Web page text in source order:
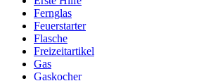
Fernglas
Feuerstarter
Flasche
Freizeitartikel
Gas
Gaskocher